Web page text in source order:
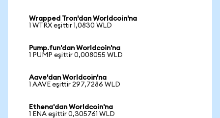
Wrapped Tron'dan Worldcoin'na
1 WTRX eşittir 1,0830 WLD
Pump.fun'dan Worldcoin'na
1 PUMP eşittir 0,008055 WLD
Aave'dan Worldcoin'na
1 AAVE eşittir 297,7286 WLD
Ethena'dan Worldcoin'na
1 ENA eşittir 0,305761 WLD